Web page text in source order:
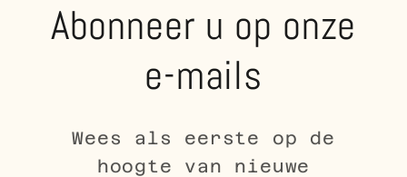
Abonneer u op onze
e-mails
Wees als eerste op de
hoogte van nieuwe